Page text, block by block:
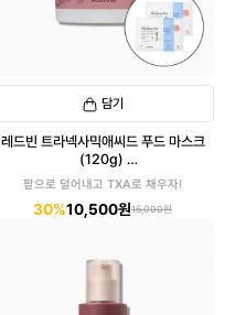
담기
레드빈 트라넥사믹애씨드 푸드 마스크
(120g)
(패드 6매입 증정)
팥으로 덜어내고 TXA로 채우자!
30%10,500원15,000원